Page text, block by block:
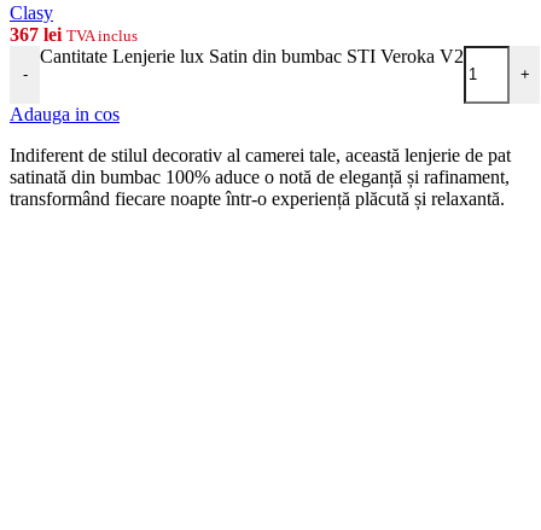
Clasy
367 lei TVA inclus
-
Cantitate Lenjerie lux Satin din bumbac STI Veroka V2
+
Adauga in cos
Indiferent de stilul decorativ al camerei tale, această lenjerie de pat
satinată din bumbac 100% aduce o notă de eleganță și rafinament,
transformând fiecare noapte într-o experiență plăcută și relaxantă.